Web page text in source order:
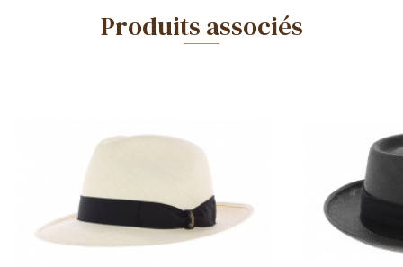
Produits associés